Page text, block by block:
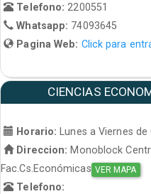
Telefono: 2200551
Whatsapp: 74093645
Pagina Web: Click para
CIENCIAS
Horario: Lunes a Viernes de
Direccion: Monoblock
Fac.Cs.Económicas VER MAPA
Telefono: